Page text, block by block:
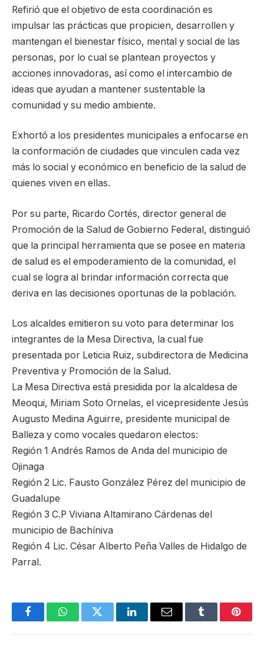
Refirió que el objetivo de esta coordinación es
impulsar las prácticas que propicien, desarrollen y
mantengan el bienestar físico, mental y social de las
personas, por lo cual se plantean proyectos y
acciones innovadoras, así como el intercambio de
ideas que ayudan a mantener sustentable la
comunidad y su medio ambiente.
Exhortó a los presidentes municipales a enfocarse en
la conformación de ciudades que vinculen cada vez
más lo social y económico en beneficio de la salud de
quienes viven en ellas.
Por su parte, Ricardo Cortés, director general de
Promoción de la Salud de Gobierno Federal, distinguió
que la principal herramienta que se posee en materia
de salud es el empoderamiento de la comunidad, el
cual se logra al brindar información correcta que
deriva en las decisiones oportunas de la población.
Los alcaldes emitieron su voto para determinar los
integrantes de la Mesa Directiva, la cual fue
presentada por Leticia Ruiz, subdirectora de Medicina
Preventiva y Promoción de la Salud.
La Mesa Directiva está presidida por la alcaldesa de
Meoqui, Miriam Soto Ornelas, el vicepresidente Jesús
Augusto Medina Aguirre, presidente municipal de
Balleza y como vocales quedaron electos:
Región 1 Andrés Ramos de Anda del municipio de
Ojinaga
Región 2 Lic. Fausto González Pérez del municipio de
Guadalupe
Región 3 C.P Viviana Altamirano Cárdenas del
municipio de Bachíniva
Región 4 Lic. César Alberto Peña Valles de Hidalgo de
Parral.
FacebookWhatsAppTwitter LinkedInEmail Tumblr